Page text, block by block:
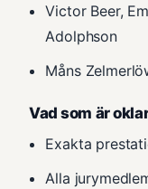
Victor Beer,
Adolphson
Måns
Vad som är
Exakta
Alla